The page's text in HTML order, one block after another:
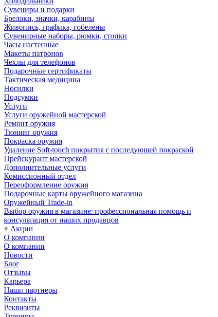
Сувениры и подарки
Брелоки, значки, карабины
Живопись, графика, гобелены
Сувенирные наборы, рюмки, стопки
Часы настенные
Макеты патронов
Чехлы для телефонов
Подарочные сертификаты
Тактическая медицина
Носилки
Подсумки
Услуги
Услуги оружейной мастерской
Ремонт оружия
Тюнинг оружия
Покраска оружия
Удаление Soft-touch покрытия с последующей покраской
Прейскурант мастерской
Дополнительные услуги
Комиссионный отдел
Переоформление оружия
Подарочные карты оружейного магазина
Оружейный Trade-in
Выбор оружия в магазине: профессиональная помощь и
консультация от наших продавцов
Акции
О компании
О компании
Новости
Блог
Отзывы
Карьера
Наши партнеры
Контакты
Реквизиты